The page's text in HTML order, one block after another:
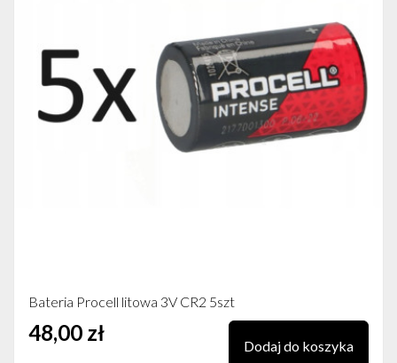
Bateria Procell litowa 3V CR2 5szt
48,00 zł
Dodaj do koszyka